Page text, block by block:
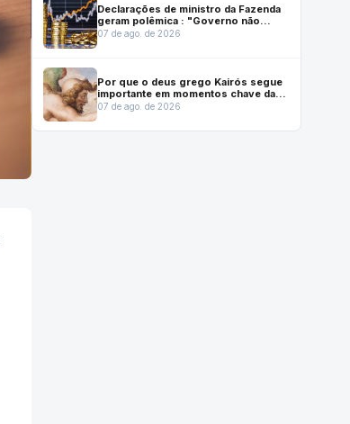
Declarações de ministro da Fazenda
geram polêmica : "Governo não
gasta mais do que arrecada"
07 de ago. de 2026
Por que o deus grego Kairós segue
importante em momentos chave da
vida moderna
07 de ago. de 2026